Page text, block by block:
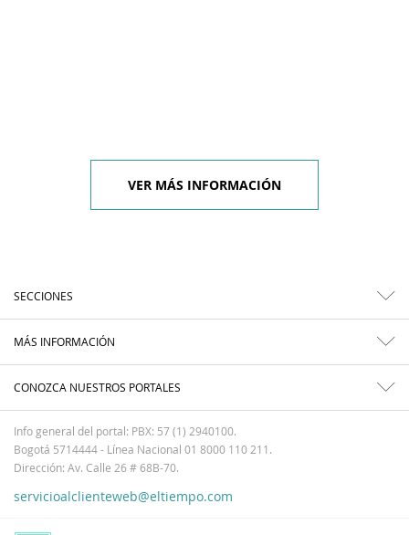
VER MÁS INFORMACIÓN
SECCIONES
MÁS INFORMACIÓN
CONOZCA NUESTROS PORTALES
Info general del portal: PBX: 57 (1) 2940100.
Bogotá 5714444 - Línea Nacional 01 8000 110 211.
Dirección: Av. Calle 26 # 68B-70.
servicioalclienteweb@eltiempo.com